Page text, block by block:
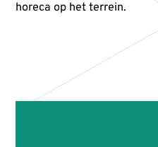
horeca op het terrein.